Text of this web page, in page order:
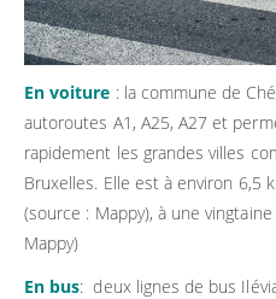
En voiture : la commune de
autoroutes A1, A25, A27 et
rapidement les grandes villes
Bruxelles. Elle est à environ 6,5
(source : Mappy), à une
Mappy)
En bus: deux lignes de bus